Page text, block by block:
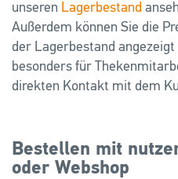
unseren Lagerbestand
Außerdem können Sie die
der Lagerbestand
besonders für
direkten Kontakt mit dem
Bestellen mit
oder Webshop